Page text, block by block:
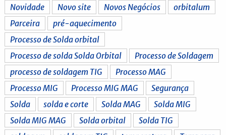
Novidade
Novo site Novos Negócios
orbitalum
Parceira
pré-aquecimento
Processo de Solda orbital
Processo de solda Solda Orbital
Processo de Soldagem
processo de soldagem TIG
Processo MAG
Processo MIG
Processo MIG MAG
Segurança
Solda
solda e corte Solda MAG
Solda MIG
Solda MIG MAG
Solda orbital
Solda TIG